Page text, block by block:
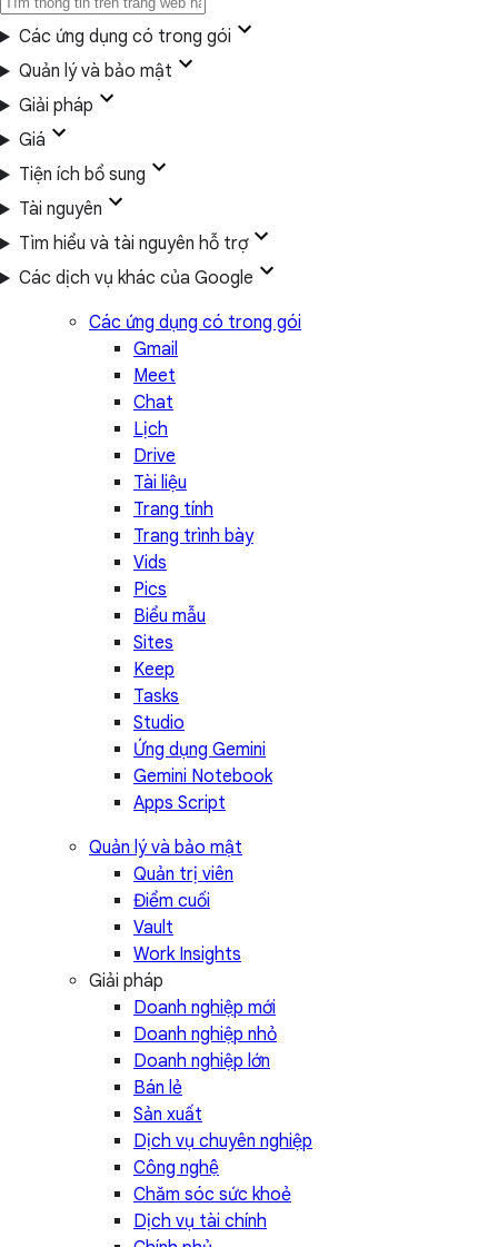
Các ứng dụng có trong gói
Quản lý và bảo mật
Giải pháp
Giá
Tiện ích bổ sung
Tài nguyên
Tìm hiểu và tài nguyên hỗ trợ
Các dịch vụ khác của Google
Các ứng dụng có trong gói
Gmail
Meet
Chat
Lịch
Drive
Tài liệu
Trang tính
Trang trình bày
Vids
Pics
Biểu mẫu
Sites
Keep
Tasks
Studio
Ứng dụng Gemini
Gemini Notebook
Apps Script
Quản lý và bảo mật
Quản trị viên
Điểm cuối
Vault
Work Insights
Giải pháp
Doanh nghiệp mới
Doanh nghiệp nhỏ
Doanh nghiệp lớn
Bán lẻ
Sản xuất
Dịch vụ chuyên nghiệp
Công nghệ
Chăm sóc sức khoẻ
Dịch vụ tài chính